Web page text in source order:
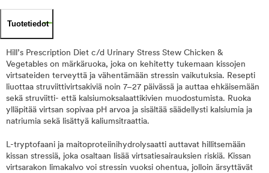
Tuotetiedot
Hill’s Prescription Diet c/d Urinary Stress Stew Chicken &
Vegetables on märkäruoka, joka on kehitetty tukemaan kissojen
virtsateiden terveyttä ja vähentämään stressin vaikutuksia. Resepti
liuottaa struviittivirtsakiviä noin 7–27 päivässä ja auttaa ehkäisemään
sekä struviitti- että kalsiumoksalaattikivien muodostumista. Ruoka
ylläpitää virtsan sopivaa pH arvoa ja sisältää säädellysti kalsiumia ja
natriumia sekä lisättyä kaliumsitraattia.
L-tryptofaani ja maitoproteiinihydrolysaatti auttavat hillitsemään
kissan stressiä, joka osaltaan lisää virtsatiesairauksien riskiä. Kissan
virtsarakon limakalvo voi stressin vuoksi ohentua, jolloin ärsyttävät